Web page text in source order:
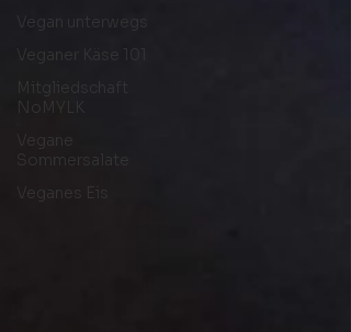
Vegan unterwegs
Veganer Käse 101
Mitgliedschaft
NoMYLK
Vegane
Sommersalate
Veganes Eis